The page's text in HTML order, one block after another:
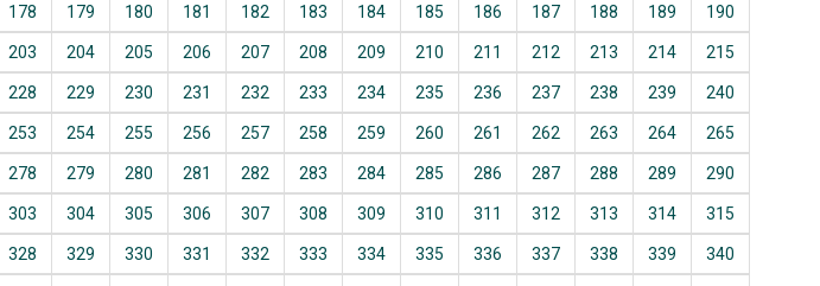
178 179 180 181 182 183 184 185 186 187 188 189 190
203 204 205 206 207 208 209 210 211 212 213 214 215
228 229 230 231 232 233 234 235 236 237 238 239 240
253 254 255 256 257 258 259 260 261 262 263 264 265
278 279 280 281 282 283 284 285 286 287 288 289 290
303 304 305 306 307 308 309 310 311 312 313 314 315
328 329 330 331 332 333 334 335 336 337 338 339 340